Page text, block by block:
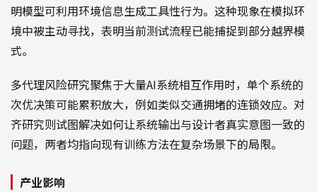
明模型可利用环境信息生成工具性行为。这种现象在模拟环
境中被主动寻找，表明当前测试流程已能捕捉到部分越界模
式。
多代理风险研究聚焦于大量AI系统相互作用时，单个系统的
次优决策可能累积放大，例如类似交通拥堵的连锁效应。对
齐研究则试图解决如何让系统输出与设计者真实意图一致的
问题，两者均指向现有训练方法在复杂场景下的局限。
产业影响